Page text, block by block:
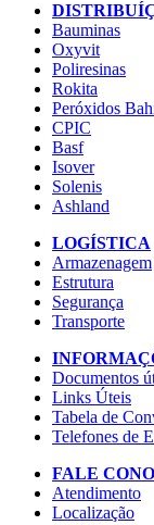
Bauminas
Oxyvit
Poliresinas
Rokita
Peróxidos
CPIC
Basf
Isover
Solenis
Ashland
LOGÍSTICA
Armazenagem
Estrutura
Segurança
Transporte
Documentos
Links Úteis
Tabela de
Telefones de
FALE
Atendimento
Localização